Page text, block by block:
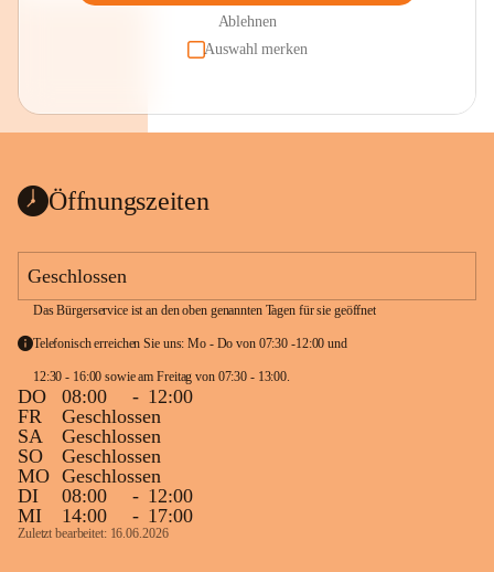
Ablehnen
Auswahl merken
Öffnungszeiten
Geschlossen
Das Bürgerservice ist an den oben genannten Tagen für sie geöffnet
Telefonisch erreichen Sie uns: Mo - Do von 07:30 -12:00 und
DO 08:00 - 12:00
FR
Geschlossen
SA
Geschlossen
SO
Geschlossen
MO Geschlossen
DI
08:00 - 12:00
MI
14:00 - 17:00
Zuletzt bearbeitet: 16.06.2026